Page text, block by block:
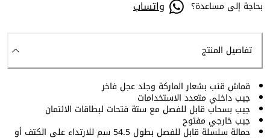
بحاجة إلى مساعدة؟ واتساب
تفاصيل المنتج
قماش قنب بشعار الماركة وجلد عجل فاخر
جيب داخلي متعدد الاستخدامات
جيب بسحاب قابل للفصل مع ستة فتحات لبطاقات الائتمان
جيب خارجي مفتوح
حمالة سلسلة قابل للفصل بطول 54.5 سم للارتداء على الكتف أو